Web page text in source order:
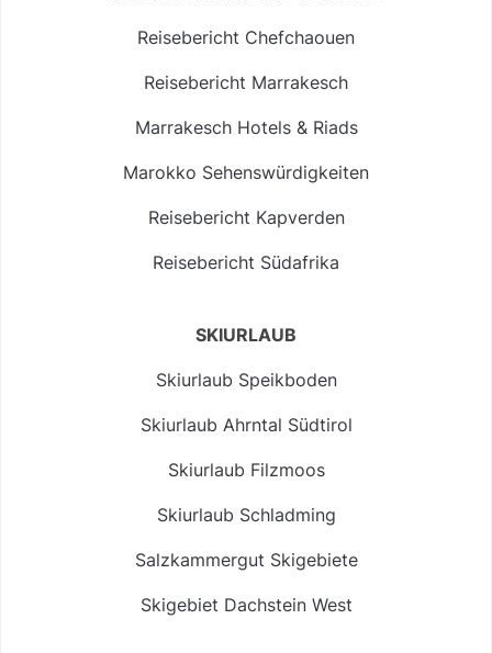
Reisebericht Chefchaouen
Reisebericht Marrakesch
Marrakesch Hotels & Riads
Marokko Sehenswürdigkeiten
Reisebericht Kapverden
Reisebericht Südafrika
SKIURLAUB
Skiurlaub Speikboden
Skiurlaub Ahrntal Südtirol
Skiurlaub Filzmoos
Skiurlaub Schladming
Salzkammergut Skigebiete
Skigebiet Dachstein West